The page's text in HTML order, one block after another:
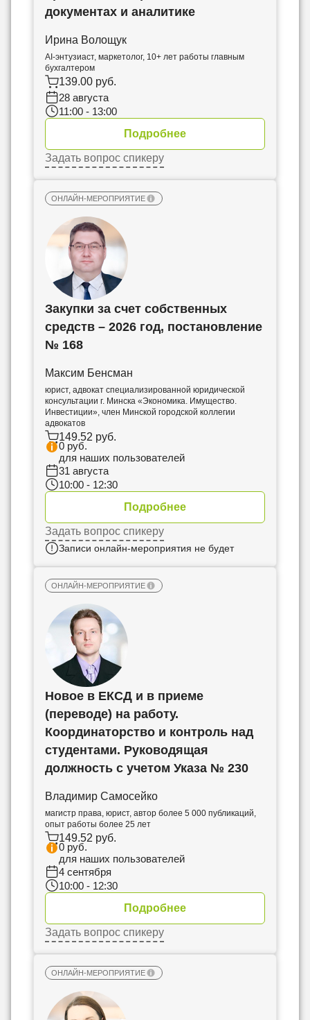
документах и аналитике
Ирина Волощук
AI-энтузиаст, маркетолог, 10+ лет работы главным
бухгалтером
139.00 руб.
28 августа
11:00 - 13:00
Подробнее
Задать вопрос спикеру
ОНЛАЙН-МЕРОПРИЯТИЕ
Закупки за счет собственных
средств – 2026 год, постановление
№ 168
Максим Бенсман
юрист, адвокат специализированной юридической
консультации г. Минска «Экономика. Имущество.
Инвестиции», член Минской городской коллегии
адвокатов
149.52 руб.
0 руб.
для наших пользователей
31 августа
10:00 - 12:30
Подробнее
Задать вопрос спикеру
Записи онлайн-мероприятия не будет
ОНЛАЙН-МЕРОПРИЯТИЕ
Новое в ЕКСД и в приеме
(переводе) на работу.
Координаторство и контроль над
студентами. Руководящая
должность с учетом Указа № 230
Владимир Самосейко
магистр права, юрист, автор более 5 000 публикаций,
опыт работы более 25 лет
149.52 руб.
0 руб.
для наших пользователей
4 сентября
10:00 - 12:30
Подробнее
Задать вопрос спикеру
ОНЛАЙН-МЕРОПРИЯТИЕ